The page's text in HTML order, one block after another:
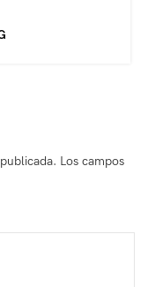
Los campos